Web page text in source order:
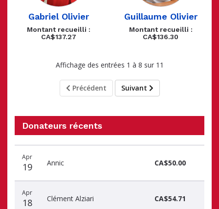
Gabriel Olivier
Montant recueilli :
CA$137.27
Guillaume Olivier
Montant recueilli :
CA$136.30
Affichage des entrées 1 à 8 sur 11
Précédent Suivant
Donateurs récents
récents
Apr
19 Annic CA$50.00
Apr
18 Clément Alziari CA$54.71